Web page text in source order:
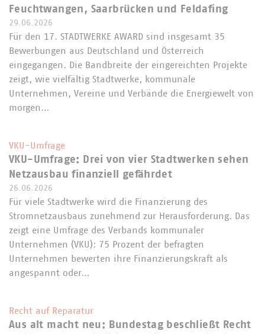
Feuchtwangen, Saarbrücken und Feldafing
29.06.2026
Für den 17. STADTWERKE AWARD sind insgesamt 35
Bewerbungen aus Deutschland und Österreich
eingegangen. Die Bandbreite der eingereichten Projekte
zeigt, wie vielfältig Stadtwerke, kommunale
Unternehmen, Vereine und Verbände die Energiewelt von
morgen…
VKU-Umfrage
VKU-Umfrage: Drei von vier Stadtwerken sehen
Netzausbau finanziell gefährdet
26.06.2026
Für viele Stadtwerke wird die Finanzierung des
Stromnetzausbaus zunehmend zur Herausforderung. Das
zeigt eine Umfrage des Verbands kommunaler
Unternehmen (VKU): 75 Prozent der befragten
Unternehmen bewerten ihre Finanzierungskraft als
angespannt oder…
Recht auf Reparatur
Aus alt macht neu: Bundestag beschließt Recht